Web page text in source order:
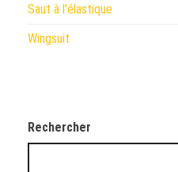
Saut à l'élastique
Wingsuit
Rechercher